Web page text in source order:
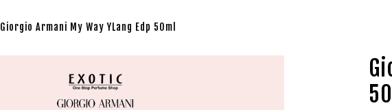
Giorgio Armani My Way YLang Edp 50ml